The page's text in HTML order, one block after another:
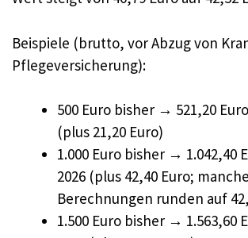
Beispiele (brutto, vor Abzug von
Pflegeversicherung):
500 Euro bisher → 521,20
(plus 21,20 Euro)
1.000 Euro bisher → 1.042,40
2026 (plus 42,40 Euro; manche
Berechnungen runden auf
1.500 Euro bisher → 1.563,60